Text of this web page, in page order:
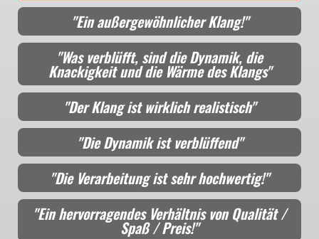
"Ein außergewöhnlicher Klang!"
"Was verblüfft, sind die Dynamik, die
Knackigkeit und die Wärme des Klangs"
"Der Klang ist wirklich realistisch"
"Die Dynamik ist verblüffend"
"Die Verarbeitung ist sehr hochwertig!"
"Ein hervorragendes Verhältnis von Qualität /
Spaß / Preis!"